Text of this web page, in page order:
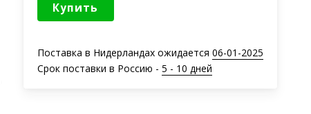
Купить
Поставка в Нидерландах ожидается 06-01-2025
Срок поставки в Россию - 5 - 10 дней